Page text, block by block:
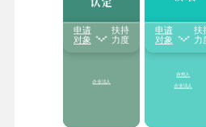
1.根据可开放的科技
企业研发机构创新发
申请
对象
扶持
力度
企业法人
每家中小微企业及
业团队每年可领取
申请
对象
扶
力
自然人
企业法人